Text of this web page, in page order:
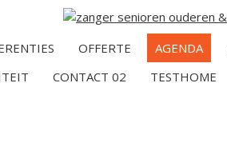
OFFERTE AGENDA
CONTACT 02 TESTHOME